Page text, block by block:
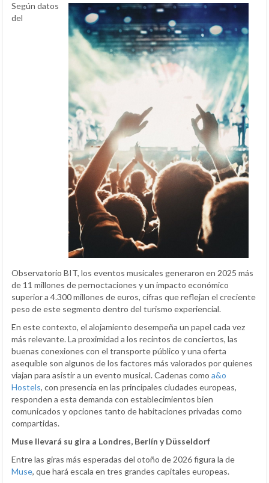
Según datos
del
Observatorio BIT, los eventos musicales generaron en 2025 más
de 11 millones de pernoctaciones y un impacto económico
superior a 4.300 millones de euros, cifras que reflejan el creciente
peso de este segmento dentro del turismo experiencial.
En este contexto, el alojamiento desempeña un papel cada vez
más relevante. La proximidad a los recintos de conciertos, las
buenas conexiones con el transporte público y una oferta
asequible son algunos de los factores más valorados por quienes
viajan para asistir a un evento musical. Cadenas como a&o
Hostels, con presencia en las principales ciudades europeas,
responden a esta demanda con establecimientos bien
comunicados y opciones tanto de habitaciones privadas como
compartidas.
Muse llevará su gira a Londres, Berlín y Düsseldorf
Entre las giras más esperadas del otoño de 2026 figura la de
Muse, que hará escala en tres grandes capitales europeas.